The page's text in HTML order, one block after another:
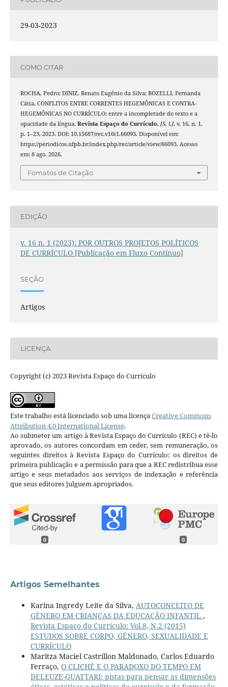
29-03-2023
COMO CITAR
ROCHA, Pedro; DINIZ, Renato Eugênio da Silva; BOZELLI, Fernanda
Cátia. CONFLITOS ENTRE CORRENTES HEGEMÔNICAS E CONTRA-
HEGEMÔNICAS NO CURRÍCULO: entre a incompletude do texto e a
opacidade da língua. Revista Espaço do Currículo, [S. l.], v. 16, n. 1,
p. 1–23, 2023. DOI: 10.15687/rec.v16i1.66093. Disponível em:
https://periodicos.ufpb.br/index.php/rec/article/view/66093. Acesso
em: 8 ago. 2026.
Fomatos de Citação
EDIÇÃO
v. 16 n. 1 (2023): POR OUTROS PROJETOS POLÍTICOS
DE CURRÍCULO [Publicação em Fluxo Contínuo]
SEÇÃO
Artigos
LICENÇA
Copyright (c) 2023 Revista Espaço do Currículo
Este trabalho está licenciado sob uma licençaCreative Commons
Attribution 4.0 International License.
Ao submeter um artigo à Revista Espaço do Currículo (REC) e tê-lo
aprovado, os autores concordam em ceder, sem remuneração, os
seguintes direitos à Revista Espaço do Currículo: os direitos de
primeira publicação e a permissão para que a REC redistribua esse
artigo e seus metadados aos serviços de indexação e referência
que seus editores julguem apropriados.
0 0
Artigos Semelhantes
Karina Ingredy Leite da Silva, AUTOCONCEITO DE
GÊNERO EM CRIANÇAS DA EDUCAÇÃO INFANTIL ,
Revista Espaço do Currículo: Vol.8, N.2 (2015)
ESTUDOS SOBRE CORPO, GÊNERO, SEXUALIDADE E
CURRÍCULO
Maritza Maciel Castrillon Maldonado, Carlos Eduardo
Ferraço, O CLICHÊ E O PARADOXO DO TEMPO EM
DELEUZE-GUATTARI: pistas para pensar as dimensões